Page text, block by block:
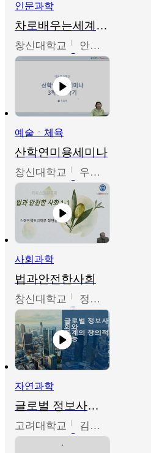
인문과학
차로배우는세계문화
창신대학교 안소영
예술ㆍ체육
산학연미용세미나
창신대학교 우미옥,오윤경,박선이
사회과학
법과안전한사회
창신대학교 정연균
자연과학
글로벌 정보사회와 통계의 창의적 기능
고려대학교 김희영